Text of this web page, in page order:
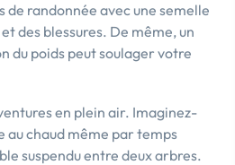
de randonnée avec une semelle
des blessures. De même, un
du poids peut soulager votre
en plein air. Imaginez-
au chaud même par temps
suspendu entre deux arbres.